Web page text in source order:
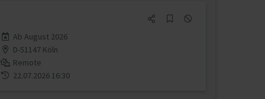
Ab August 2026
D-51147 Köln
Remote
22.07.2026 16:30